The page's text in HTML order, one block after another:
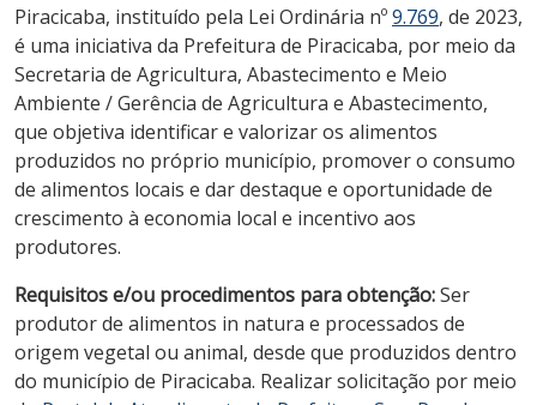
Piracicaba, instituído pela Lei Ordinária nº9.769, de 2023,
é uma iniciativa da Prefeitura de Piracicaba, por meio da
Secretaria de Agricultura, Abastecimento e Meio
Ambiente / Gerência de Agricultura e Abastecimento,
que objetiva identificar e valorizar os alimentos
produzidos no próprio município, promover o consumo
de alimentos locais e dar destaque e oportunidade de
crescimento à economia local e incentivo aos
produtores.
Requisitos e/ou procedimentos para obtenção:Ser
produtor de alimentos in natura e processados de
origem vegetal ou animal, desde que produzidos dentro
do município de Piracicaba. Realizar solicitação por meio